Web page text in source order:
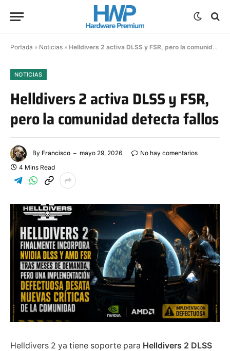
Portada » Noticias » Helldivers 2 activa DLSS y FSR, pero la comunidad detecta fallos
NOTICIAS
Helldivers 2 activa DLSS y FSR,
pero la comunidad detecta fallos
By Francisco mayo 29, 2026
No hay comentarios
4 Mins Read
Helldivers 2 ya tiene soporte para Helldivers 2 DLSS